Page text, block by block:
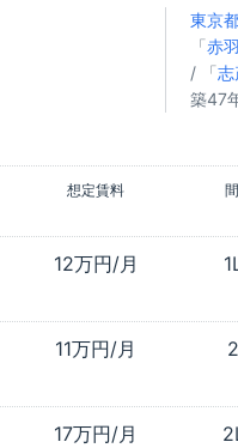
東京
「赤
/ 「志
築47
想定賃料
12万円/月
11万円/月
17万円/月